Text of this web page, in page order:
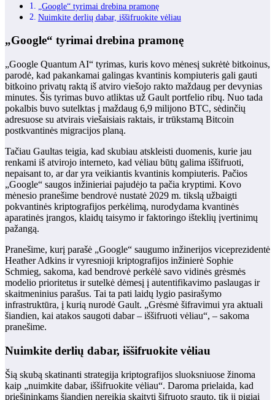
„Google“ tyrimai drebina pramonę
Nuimkite derlių dabar, iššifruokite vėliau
„Google“ tyrimai drebina pramonę
„Google Quantum AI“ tyrimas, kuris kovo mėnesį sukrėtė bitkoinus,
parodė, kad pakankamai galingas kvantinis kompiuteris gali gauti
bitkoino privatų raktą iš atviro viešojo rakto maždaug per devynias
minutes. Šis tyrimas buvo atliktas už Gault portfelio ribų. Nuo tada
pokalbis buvo sutelktas į maždaug 6,9 milijono BTC, sėdinčių
adresuose su atvirais viešaisiais raktais, ir trūkstamą Bitcoin
postkvantinės migracijos planą.
Tačiau Gaultas teigia, kad skubiau atskleisti duomenis, kurie jau
renkami iš atvirojo interneto, kad vėliau būtų galima iššifruoti,
nepaisant to, ar dar yra veikiantis kvantinis kompiuteris. Pačios
„Google“ saugos inžinieriai pajudėjo ta pačia kryptimi. Kovo
mėnesio pranešime bendrovė nustatė 2029 m. tikslą užbaigti
pokvantinės kriptografijos perkėlimą, nurodydama kvantinės
aparatinės įrangos, klaidų taisymo ir faktoringo išteklių įvertinimų
pažangą.
Pranešime, kurį parašė „Google“ saugumo inžinerijos viceprezidentė
Heather Adkins ir vyresnioji kriptografijos inžinierė Sophie
Schmieg, sakoma, kad bendrovė perkėlė savo vidinės grėsmės
modelio prioritetus ir sutelkė dėmesį į autentifikavimo paslaugas ir
skaitmeninius parašus. Tai ta pati laidų lygio pasirašymo
infrastruktūra, į kurią nurodė Gault. „Grėsmė šifravimui yra aktuali
šiandien, kai atakos saugoti dabar – iššifruoti vėliau“, – sakoma
pranešime.
Nuimkite derlių dabar, iššifruokite vėliau
Šią skubą skatinanti strategija kriptografijos sluoksniuose žinoma
kaip „nuimkite dabar, iššifruokite vėliau“. Daroma prielaida, kad
priešininkams šiandien nereikia skaityti šifruoto srauto, tik jį pigiai